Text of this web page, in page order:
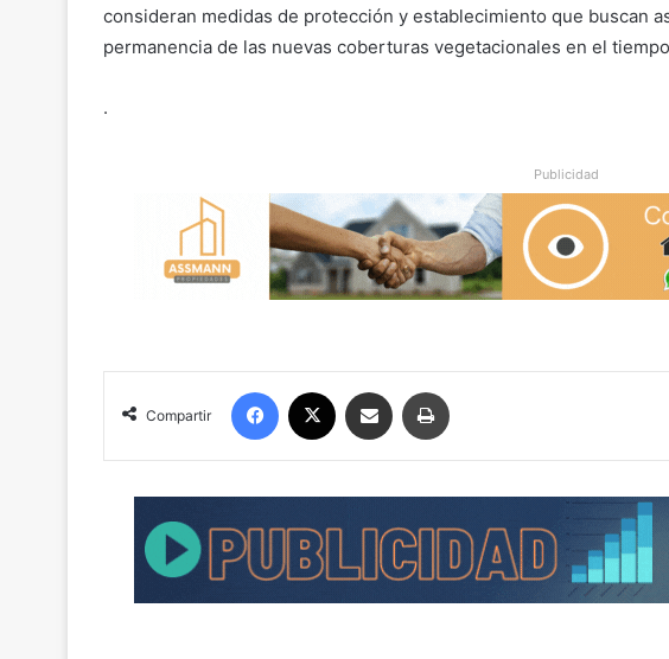
consideran medidas de protección y establecimiento que buscan
permanencia de las nuevas coberturas vegetacionales en el
.
Publicidad
Compartir